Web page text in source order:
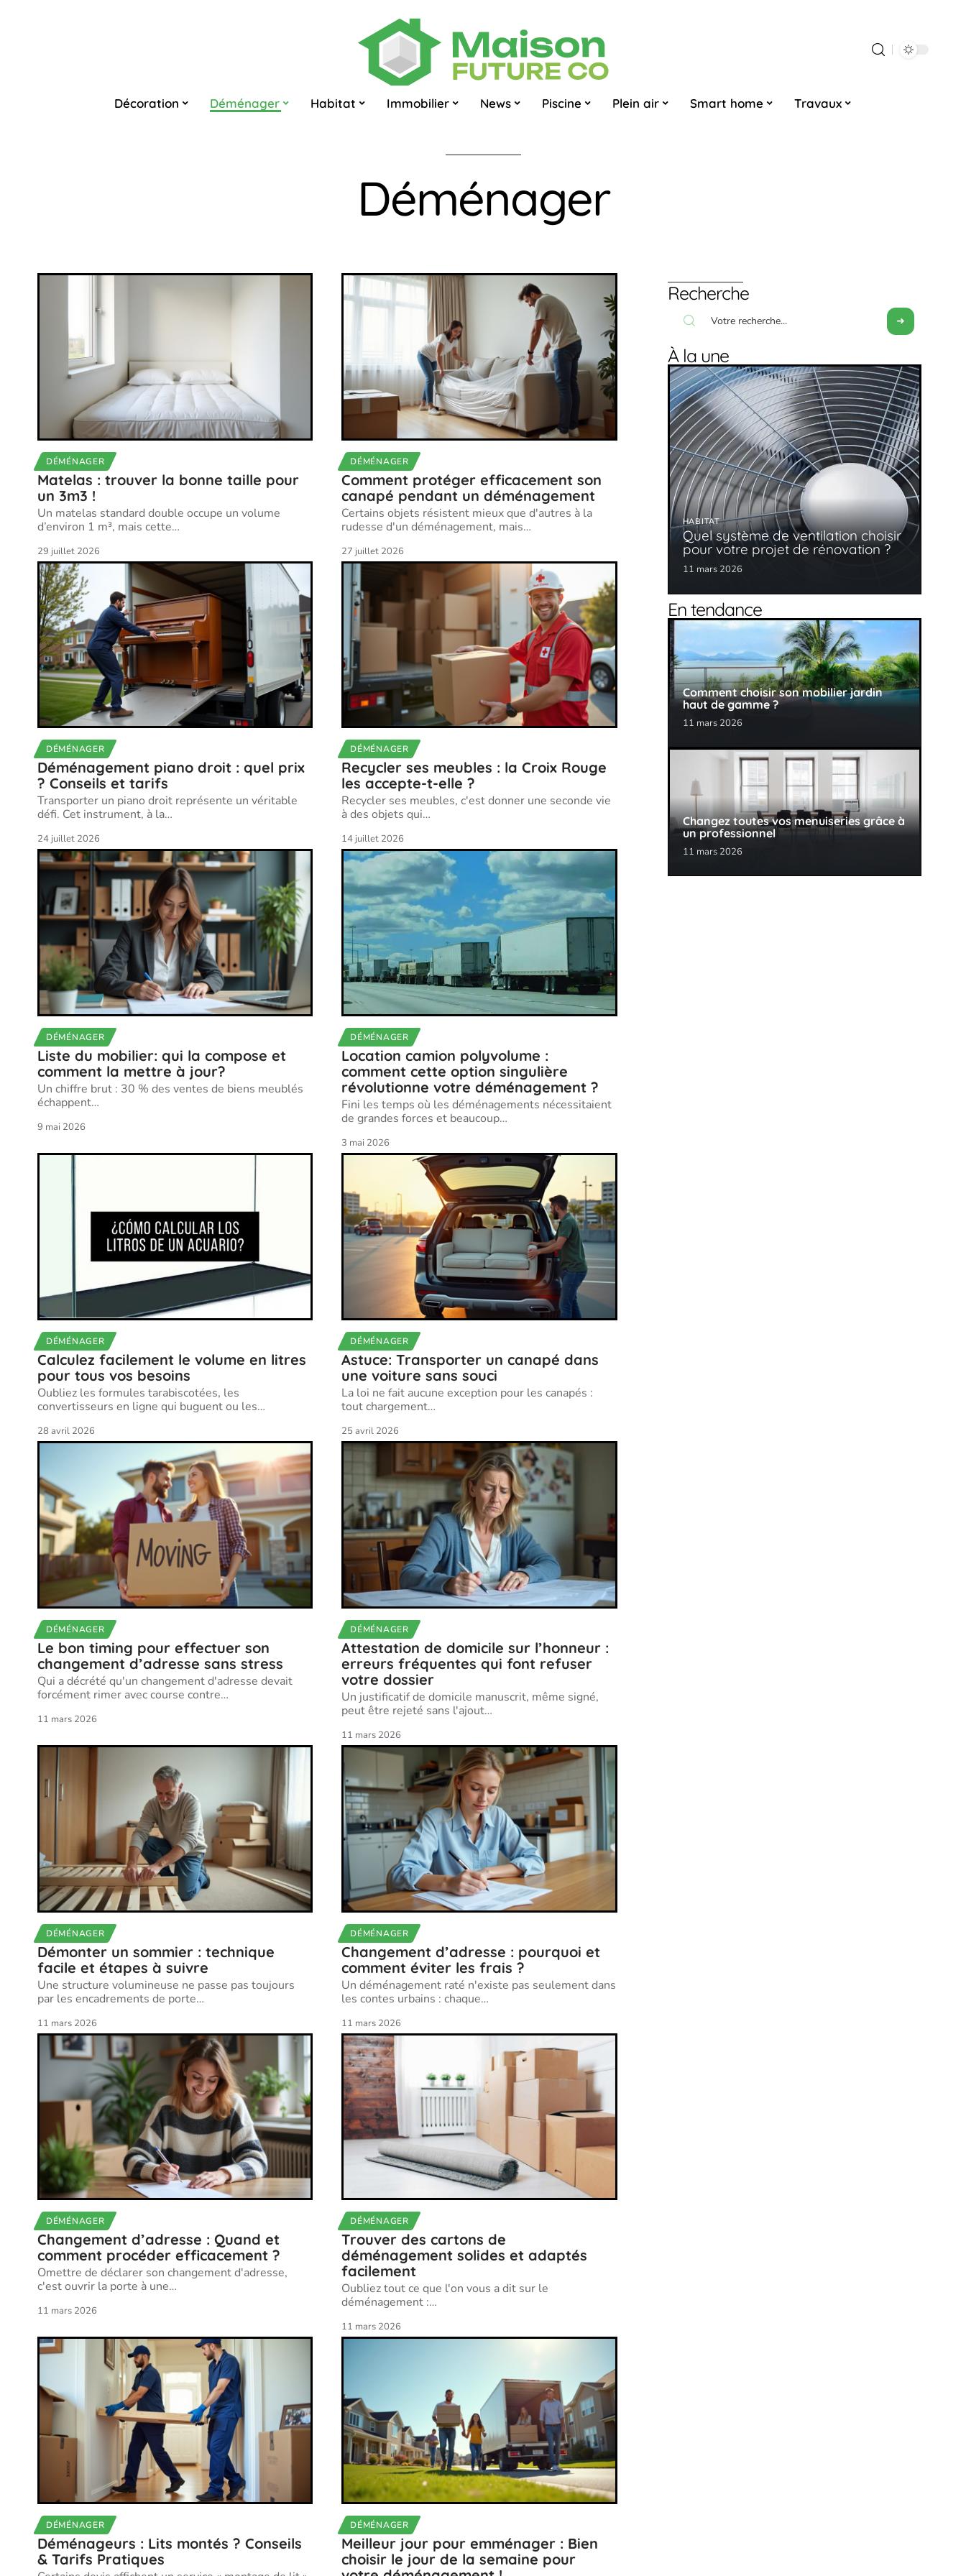
Décoration Déménager Habitat Immobilier News Piscine Plein air Smart home Travaux
Déménager
DÉMÉNAGER
Matelas : trouver la bonne taille pour
un 3m3 !
Un matelas standard double occupe un volume
d’environ 1 m³, mais cette…
29 juillet 2026
DÉMÉNAGER
Comment protéger efficacement son
canapé pendant un déménagement
Certains objets résistent mieux que d'autres à la
rudesse d'un déménagement, mais…
27 juillet 2026
DÉMÉNAGER
Déménagement piano droit : quel prix
? Conseils et tarifs
Transporter un piano droit représente un véritable
défi. Cet instrument, à la…
24 juillet 2026
DÉMÉNAGER
Recycler ses meubles : la Croix Rouge
les accepte-t-elle ?
Recycler ses meubles, c'est donner une seconde vie
à des objets qui…
14 juillet 2026
DÉMÉNAGER
Liste du mobilier: qui la compose et
comment la mettre à jour?
Un chiffre brut : 30 % des ventes de biens meublés
échappent…
9 mai 2026
DÉMÉNAGER
Location camion polyvolume :
comment cette option singulière
révolutionne votre déménagement ?
Fini les temps où les déménagements nécessitaient
de grandes forces et beaucoup…
3 mai 2026
DÉMÉNAGER
Calculez facilement le volume en litres
pour tous vos besoins
Oubliez les formules tarabiscotées, les
convertisseurs en ligne qui buguent ou les…
28 avril 2026
DÉMÉNAGER
Astuce: Transporter un canapé dans
une voiture sans souci
La loi ne fait aucune exception pour les canapés :
tout chargement…
25 avril 2026
DÉMÉNAGER
Le bon timing pour effectuer son
changement d’adresse sans stress
Qui a décrété qu'un changement d'adresse devait
forcément rimer avec course contre…
11 mars 2026
DÉMÉNAGER
Attestation de domicile sur l’honneur :
erreurs fréquentes qui font refuser
votre dossier
Un justificatif de domicile manuscrit, même signé,
peut être rejeté sans l'ajout…
11 mars 2026
DÉMÉNAGER
Démonter un sommier : technique
facile et étapes à suivre
Une structure volumineuse ne passe pas toujours
par les encadrements de porte…
11 mars 2026
DÉMÉNAGER
Changement d’adresse : pourquoi et
comment éviter les frais ?
Un déménagement raté n'existe pas seulement dans
les contes urbains : chaque…
11 mars 2026
DÉMÉNAGER
Changement d’adresse : Quand et
comment procéder efficacement ?
Omettre de déclarer son changement d'adresse,
c'est ouvrir la porte à une…
11 mars 2026
DÉMÉNAGER
Trouver des cartons de
déménagement solides et adaptés
facilement
Oubliez tout ce que l'on vous a dit sur le
déménagement :…
11 mars 2026
DÉMÉNAGER
Déménageurs : Lits montés ? Conseils
& Tarifs Pratiques
DÉMÉNAGER
Meilleur jour pour emménager : Bien
choisir le jour de la semaine pour
Recherche
À la une
HABITAT
Quel système de ventilation choisir
pour votre projet de rénovation ?
11 mars 2026
En tendance
Comment choisir son mobilier jardin
haut de gamme ?
11 mars 2026
Changez toutes vos menuiseries grâce à
un professionnel
11 mars 2026